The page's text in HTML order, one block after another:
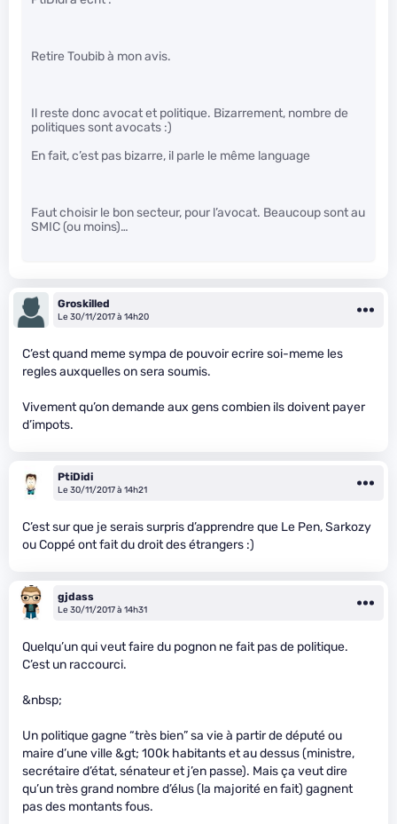
Retire Toubib à mon avis.
Il reste donc avocat et politique. Bizarrement, nombre de
politiques sont avocats :)
En fait, c’est pas bizarre, il parle le même language
Faut choisir le bon secteur, pour l’avocat. Beaucoup sont au
SMIC (ou moins)…
Groskilled
Le 30/11/2017 à 14h20
C’est quand meme sympa de pouvoir ecrire soi-meme les
regles auxquelles on sera soumis.
Vivement qu’on demande aux gens combien ils doivent payer
d’impots.
PtiDidi
Le 30/11/2017 à 14h21
C’est sur que je serais surpris d’apprendre que Le Pen, Sarkozy
ou Coppé ont fait du droit des étrangers :)
gjdass
Le 30/11/2017 à 14h31
Quelqu’un qui veut faire du pognon ne fait pas de politique.
C’est un raccourci.
&nbsp;
Un politique gagne “très bien” sa vie à partir de député ou
maire d’une ville &gt; 100k habitants et au dessus (ministre,
secrétaire d’état, sénateur et j’en passe). Mais ça veut dire
qu’un très grand nombre d’élus (la majorité en fait) gagnent
pas des montants fous.